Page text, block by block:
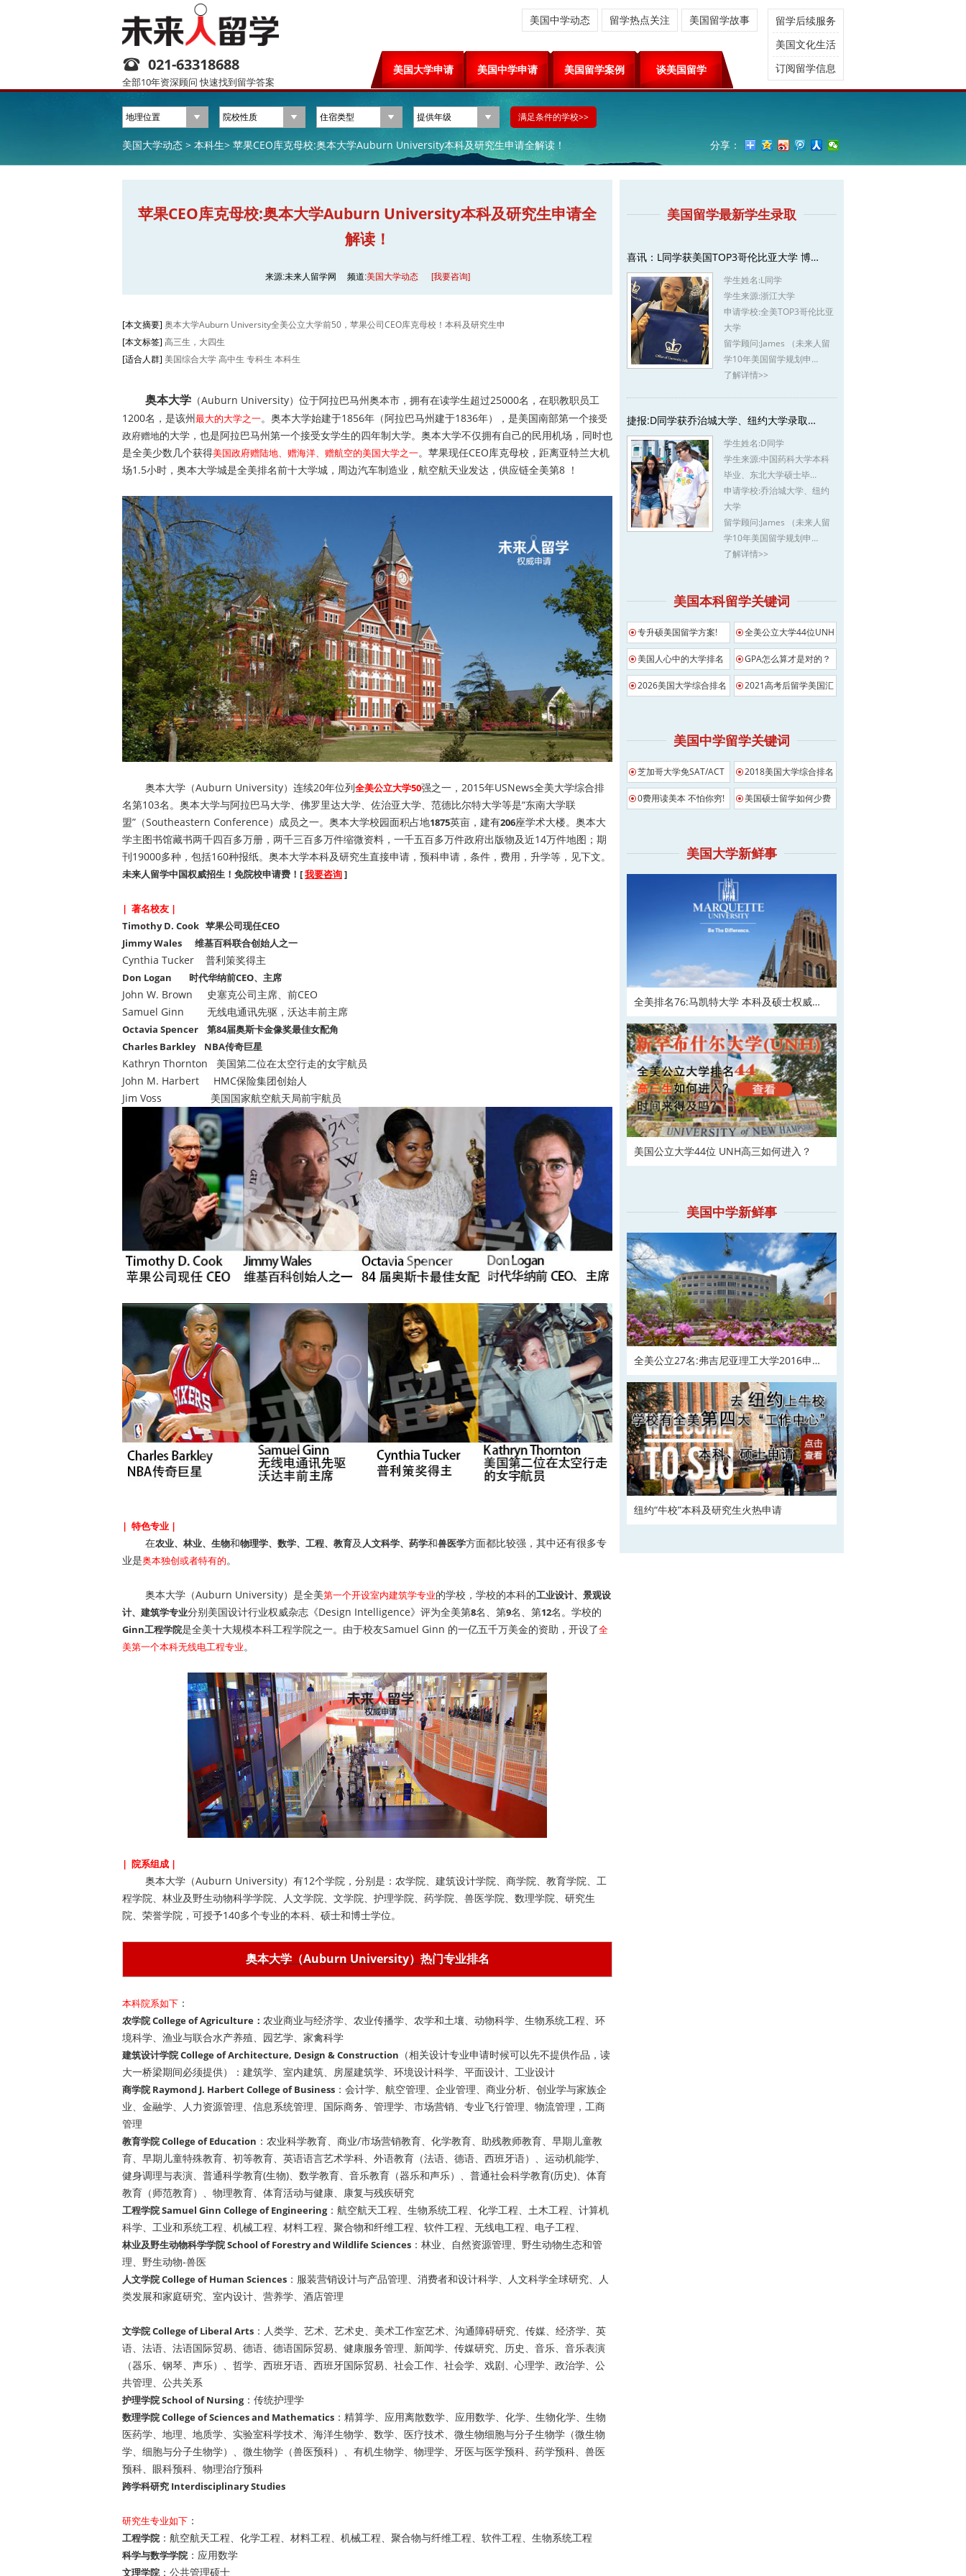
021-63318688
全部10年资深顾问 快速找到留学答案
美国大学申请 美国中学申请 美国留学案例 谈美国留学
美国中学动态 留学热点关注 美国留学故事
留学后续服务
美国文化生活
订阅留学信息
美国大学动态 > 本科生> 苹果CEO库克母校:奥本大学Auburn University本科及研究生申请全解读！ 分享：
苹果CEO库克母校:奥本大学Auburn University本科及研究生申请全
解读！
来源:未来人留学网 频道:美国大学动态 [我要咨询]
[本文摘要] 奥本大学Auburn University全美公立大学前50，苹果公司CEO库克母校！本科及研究生申
[本文标签] 高三生，大四生
[适合人群] 美国综合大学高中生 专科生 本科生
奥本大学 （Auburn University）位于阿拉巴马州奥本市，拥有在读学生超过25000名，在职教职员工
1200名，是该州最大的大学之一。奥本大学始建于1856年（阿拉巴马州建于1836年），是美国南部第一个接受
政府赠地的大学，也是阿拉巴马州第一个接受女学生的四年制大学。奥本大学不仅拥有自己的民用机场，同时也
是全美少数几个获得美国政府赠陆地、赠海洋、赠航空的美国大学之一。苹果现任CEO库克母校，距离亚特兰大机
场1.5小时，奥本大学城是全美排名前十大学城，周边汽车制造业，航空航天业发达，供应链全美第8 ！
奥本大学（Auburn University）连续20年位列全美公立大学50强之一，2015年USNews全美大学综合排
名第103名。奥本大学与阿拉巴马大学、佛罗里达大学、佐治亚大学、范德比尔特大学等是“东南大学联
盟”（Southeastern Conference）成员之一。奥本大学校园面积占地1875英亩，建有206座学术大楼。奥本大
学主图书馆藏书两千四百多万册，两千三百多万件缩微资料，一千五百多万件政府出版物及近14万件地图；期
刊19000多种，包括160种报纸。奥本大学本科及研究生直接申请，预科申请，条件，费用，升学等，见下文。
未来人留学中国权威招生！免院校申请费！[我要咨询]
| 著名校友 |
Timothy D. Cook 苹果公司现任CEO
Jimmy Wales 维基百科联合创始人之一
Cynthia Tucker 普利策奖得主
Don Logan 时代华纳前CEO、主席
John W. Brown 史塞克公司主席、前CEO
Samuel Ginn 无线电通讯先驱，沃达丰前主席
Octavia Spencer 第84届奥斯卡金像奖最佳女配角
Charles Barkley NBA传奇巨星
Kathryn Thornton 美国第二位在太空行走的女宇航员
John M. Harbert HMC保险集团创始人
Jim Voss 美国国家航空航天局前宇航员
| 特色专业 |
在农业、林业、生物和物理学、数学、工程、教育及 人文科学、药学和兽医学方面都比较强，其中还有很多专
业是奥本独创或者特有的。
奥本大学（Auburn University）是全美第一个开设室内建筑学专业的学校，学校的本科的工业设计、景观设
计、建筑学专业分别美国设计行业权威杂志《Design Intelligence》评为全美第8名、第9名、第12名。学校的
Ginn工程学院是全美十大规模本科工程学院之一。由于校友Samuel Ginn 的一亿五千万美金的资助，开设了全
美第一个本科无线电工程专业。
| 院系组成 |
奥本大学（Auburn University）有12个学院，分别是：农学院、建筑设计学院、商学院、教育学院、工
程学院、林业及野生动物科学学院、人文学院、文学院、护理学院、药学院、兽医学院、数理学院、研究生
院、荣誉学院，可授予140多个专业的本科、硕士和博士学位。
奥本大学（Auburn University）热门专业排名
本科院系如下 ：
农学院 College of Agriculture： 农业商业与经济学、农业传播学、农学和土壤、动物科学、生物系统工程、环
境科学、渔业与联合水产养殖、园艺学、家禽科学
建筑设计学院 College of Architecture, Design & Construction （相关设计专业申请时候可以先不提供作品，读
大一桥梁期间必须提供）：建筑学、室内建筑、房屋建筑学、环境设计科学、平面设计、工业设计
商学院 Raymond J. Harbert College of Business ：会计学、航空管理、企业管理、商业分析、创业学与家族企
业、金融学、人力资源管理、信息系统管理、国际商务、管理学、市场营销、专业飞行管理、物流管理，工商
管理
教育学院 College of Education ：农业科学教育、商业/市场营销教育、化学教育、助残教师教育、早期儿童教
育、早期儿童特殊教育、初等教育、英语语言艺术学科、外语教育（法语、德语、西班牙语）、运动机能学、
健身调理与表演、普通科学教育(生物)、数学教育、音乐教育（器乐和声乐）、普通社会科学教育(历史)、体育
教育（师范教育）、物理教育、体育活动与健康、康复与残疾研究
工程学院 Samuel Ginn College of Engineering：航空航天工程、生物系统工程、化学工程、土木工程、计算机
科学、工业和系统工程、机械工程、材料工程、聚合物和纤维工程、软件工程、无线电工程、电子工程、
林业及野生动物科学学院 School of Forestry and Wildlife Sciences ：林业、自然资源管理、野生动物生态和管
理、野生动物-兽医
人文学院 College of Human Sciences ：服装营销设计与产品管理、消费者和设计科学、人文科学全球研究、人
类发展和家庭研究、室内设计、营养学、酒店管理
文学院 College of Liberal Arts ：人类学、艺术、艺术史、美术工作室艺术、沟通障碍研究、传媒、经济学、英
语、法语、法语国际贸易、德语、德语国际贸易、健康服务管理、新闻学、传媒研究、历史、音乐、音乐表演
（器乐、钢琴、声乐）、哲学、西班牙语、西班牙国际贸易、社会工作、社会学、戏剧、心理学、政治学、公
共管理、公共关系
护理学院 School of Nursing：传统护理学
数理学院 College of Sciences and Mathematics ：精算学、应用离散数学、应用数学、化学、生物化学、生物
医药学、地理、地质学、实验室科学技术、海洋生物学、数学、医疗技术、微生物细胞与分子生物学（微生物
学、细胞与分子生物学）、微生物学（兽医预科）、有机生物学、物理学、牙医与医学预科、药学预科、兽医
预科、眼科预科、物理治疗预科
跨学科研究 Interdisciplinary Studies
研究生专业如下 ：
工程学院 ：航空航天工程、化学工程、材料工程、机械工程、聚合物与纤维工程、软件工程、生物系统工程
科学与数学学院 ：应用数学
文理学院 ：公共管理硕士
美国留学最新学生录取
喜讯：L同学获美国TOP3哥伦比亚大学 博…
学生姓名:L同学
学生来源:浙江大学
申请学校:全美TOP3哥伦比亚
大学
留学顾问:James （未来人留
学10年美国留学规划申…
了解详情>>
捷报:D同学获乔治城大学、纽约大学录取…
学生姓名:D同学
学生来源:中国药科大学本科
毕业、东北大学硕士毕…
申请学校:乔治城大学、纽约
大学
留学顾问:James （未来人留
学10年美国留学规划申…
了解详情>>
美国本科留学关键词
专升硕美国留学方案! 全美公立大学44位UNH
美国人心中的大学排名 GPA怎么算才是对的？
2026美国大学综合排名
2021高考后留学美国汇
美国中学留学关键词
芝加哥大学免SAT/ACT
影响
2018美国大学综合排名
0费用读美本 不怕你穷!
美国硕士留学如何少费
美国大学新鲜事
全美排名76:马凯特大学 本科及硕士权威申
请！
美国公立大学44位 UNH高三如何进入？
美国中学新鲜事
全美公立27名:弗吉尼亚理工大学2016申请
正在
纽约“牛校”本科及研究生火热申请